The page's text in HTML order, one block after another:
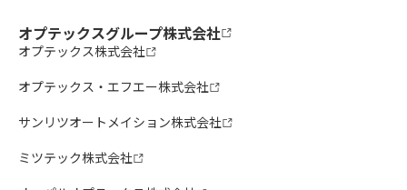
オプテックスグループ株式会社
オプテックス株式会社
オプテックス・エフエー株式会社
サンリツオートメイション株式会社
ミツテック株式会社